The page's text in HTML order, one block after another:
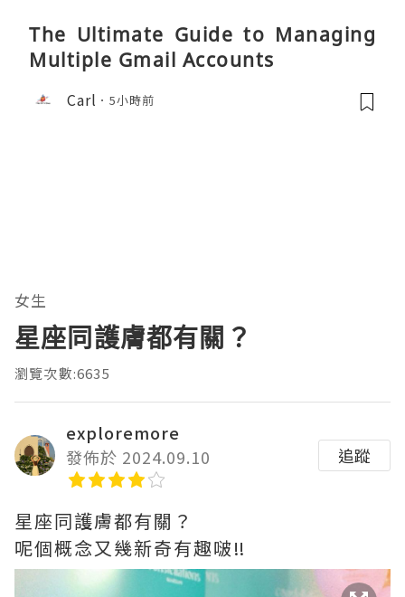
The Ultimate Guide to Managing
Multiple Gmail Accounts
Carl 5小時前
女生
星座同護膚都有關？
瀏覽次數:6635
exploremore
發佈於 2024.09.10
追蹤
星座同護膚都有關？
呢個概念又幾新奇有趣啵‼️